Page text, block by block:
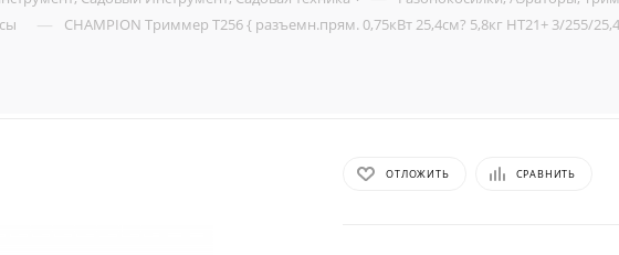
— CHAMPION Триммер Т256 { разъемн.прям. 0,75кВт 25,4см? 5,8кг HT21+ 3/255/
ОТЛОЖИТЬ СРАВНИТЬ